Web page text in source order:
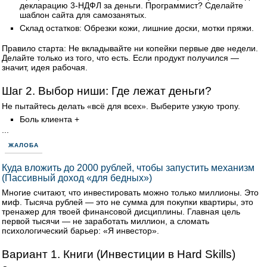
декларацию 3-НДФЛ за деньги. Программист? Сделайте
шаблон сайта для самозанятых.
Склад остатков: Обрезки кожи, лишние доски, мотки пряжи.
Правило старта: Не вкладывайте ни копейки первые две недели.
Делайте только из того, что есть. Если продукт получился —
значит, идея рабочая.
Шаг 2. Выбор ниши: Где лежат деньги?
Не пытайтесь делать «всё для всех». Выберите узкую тропу.
Боль клиента +
ЖАЛОБА
Куда вложить до 2000 рублей, чтобы запустить механизм
(Пассивный доход «для бедных»)
Многие считают, что инвестировать можно только миллионы. Это
миф. Тысяча рублей — это не сумма для покупки квартиры, это
тренажер для твоей финансовой дисциплины. Главная цель
первой тысячи — не заработать миллион, а сломать
психологический барьер: «Я инвестор».
Вариант 1. Книги (Инвестиции в Hard Skills)